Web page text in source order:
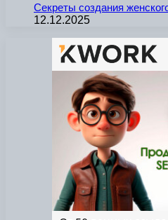
Секреты создания
12.12.2025